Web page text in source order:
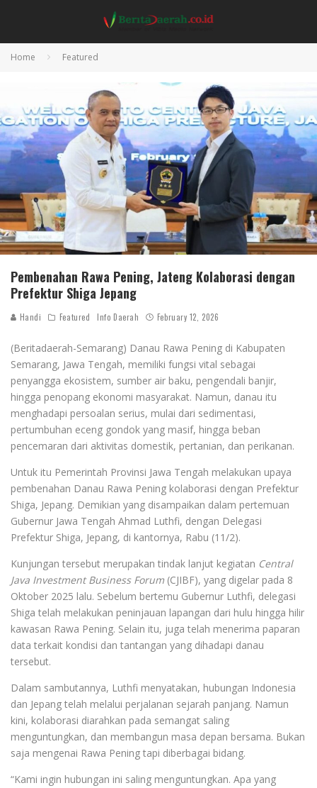
Home Featured
Pembenahan Rawa Pening, Jateng Kolaborasi dengan
Prefektur Shiga Jepang
Handi Featured Info Daerah February 12, 2026
(Beritadaerah-Semarang) Danau Rawa Pening di Kabupaten
Semarang, Jawa Tengah, memiliki fungsi vital sebagai
penyangga ekosistem, sumber air baku, pengendali banjir,
hingga penopang ekonomi masyarakat. Namun, danau itu
menghadapi persoalan serius, mulai dari sedimentasi,
pertumbuhan eceng gondok yang masif, hingga beban
pencemaran dari aktivitas domestik, pertanian, dan perikanan.
Untuk itu Pemerintah Provinsi Jawa Tengah melakukan upaya
pembenahan Danau Rawa Pening kolaborasi dengan Prefektur
Shiga, Jepang. Demikian yang disampaikan dalam pertemuan
Gubernur Jawa Tengah Ahmad Luthfi, dengan Delegasi
Prefektur Shiga, Jepang, di kantornya, Rabu (11/2).
Kunjungan tersebut merupakan tindak lanjut kegiatan Central
Java Investment Business Forum (CJIBF), yang digelar pada 8
Oktober 2025 lalu. Sebelum bertemu Gubernur Luthfi, delegasi
Shiga telah melakukan peninjauan lapangan dari hulu hingga hilir
kawasan Rawa Pening. Selain itu, juga telah menerima paparan
data terkait kondisi dan tantangan yang dihadapi danau
tersebut.
Dalam sambutannya, Luthfi menyatakan, hubungan Indonesia
dan Jepang telah melalui perjalanan sejarah panjang. Namun
kini, kolaborasi diarahkan pada semangat saling
menguntungkan, dan membangun masa depan bersama. Bukan
saja mengenai Rawa Pening tapi diberbagai bidang.
“Kami ingin hubungan ini saling menguntungkan. Apa yang